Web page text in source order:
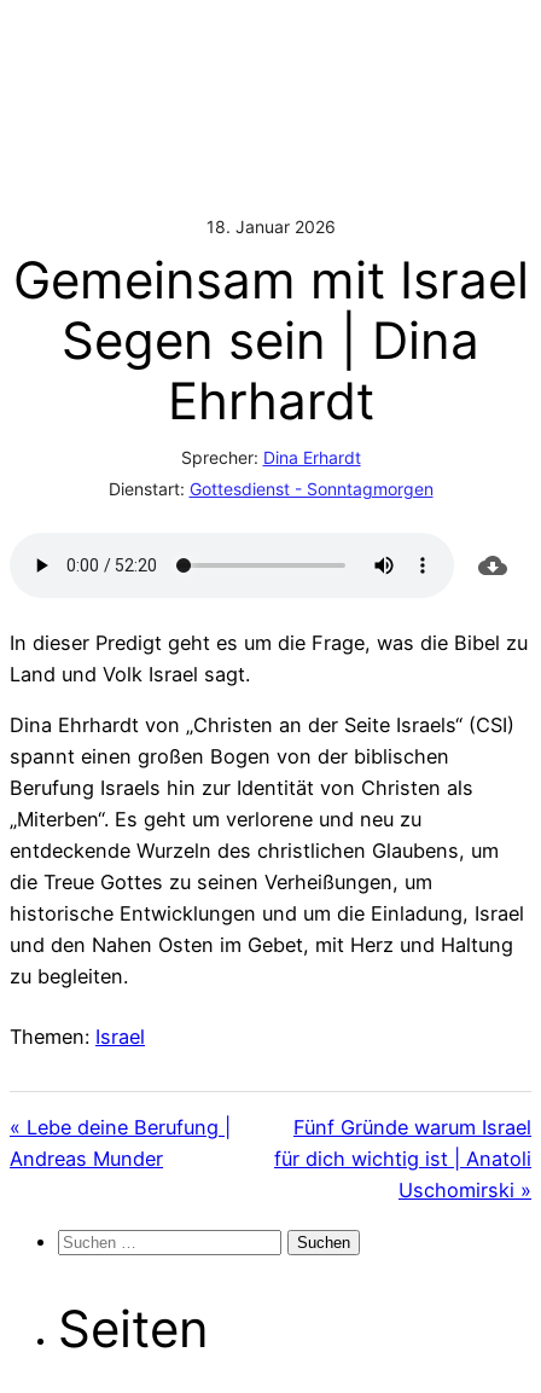
18. Januar 2026
Gemeinsam mit Israel
Segen sein | Dina
Ehrhardt
Sprecher: Dina Erhardt
Dienstart: Gottesdienst - Sonntagmorgen
In dieser Predigt geht es um die Frage, was die Bibel zu
Land und Volk Israel sagt.
Dina Ehrhardt von „Christen an der Seite Israels“ (CSI)
spannt einen großen Bogen von der biblischen
Berufung Israels hin zur Identität von Christen als
„Miterben“. Es geht um verlorene und neu zu
entdeckende Wurzeln des christlichen Glaubens, um
die Treue Gottes zu seinen Verheißungen, um
historische Entwicklungen und um die Einladung, Israel
und den Nahen Osten im Gebet, mit Herz und Haltung
zu begleiten.
Themen: Israel
« Lebe deine Berufung |
Andreas Munder
Fünf Gründe warum Israel
für dich wichtig ist | Anatoli
Uschomirski »
Suchen
Seiten